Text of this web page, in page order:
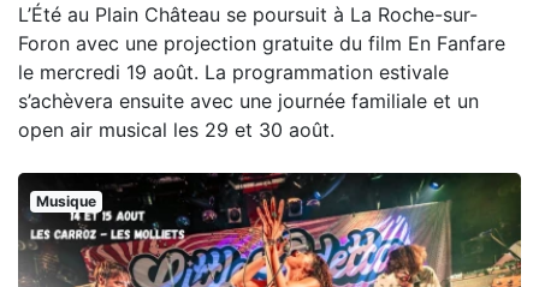
L’Été au Plain Château se poursuit à La Roche-sur-
Foron avec une projection gratuite du film En Fanfare
le mercredi 19 août. La programmation estivale
s’achèvera ensuite avec une journée familiale et un
open air musical les 29 et 30 août.
Musique